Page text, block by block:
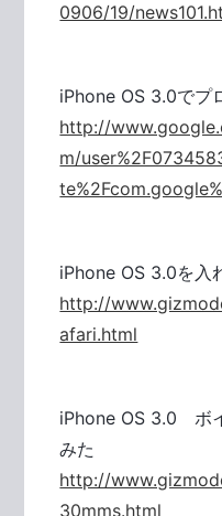
0906/19/
iPhone OS 3.0でプ
http://
m/
iPhone OS 3.0を入
http://
afari.html
iPhone OS 3.0 ボ
みた
http://
30mms.html